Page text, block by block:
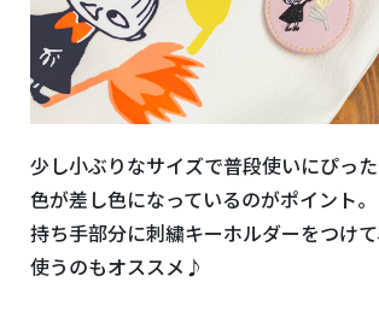
少し小ぶりなサイズで普段使いにぴっ
色が差し色になっているのがポイント。
持ち手部分に刺繍キーホルダーをつけ
使うのもオススメ♪